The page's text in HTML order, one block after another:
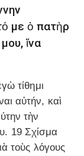
με ὁ πατὴρ
ἵνα
τίθημι
αὐτήν, καὶ
τὴν
19 Σχίσμα
τοὺς λόγους